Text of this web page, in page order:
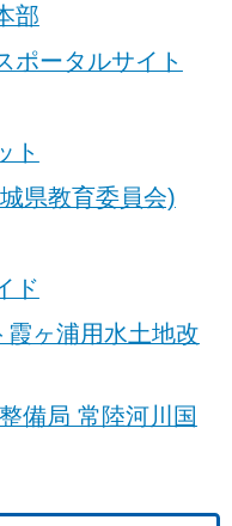
部
ポータルサイト
ト
県教育委員会)
ド
ヶ浦用水土地改
備局 常陸河川国